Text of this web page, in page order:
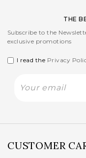
THE
Subscribe to the
exclusive promotions
I read the Privacy
CUSTOMER